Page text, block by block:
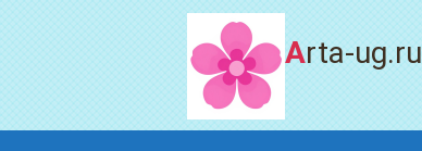
Arta-ug.ru